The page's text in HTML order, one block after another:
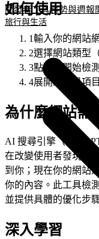
開發者工具趨勢與週報
旅行與生活
如何使用
1輸入你的網站
2選擇網站類型
3點擊「開始檢
4展開未通過項
為什麼網站需
AI 搜尋引擎（
在改變使用者發現內
到你；現在你的網站
你的內容。此工具檢
並提供具體的優化步
深入學習